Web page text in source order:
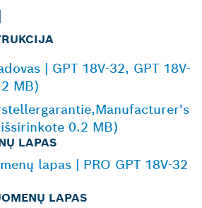
| GPT 18V-32, GPT 18V-
MB)
0.2 MB)
LAPAS
lapas | PRO GPT 18V-32
LAPAS